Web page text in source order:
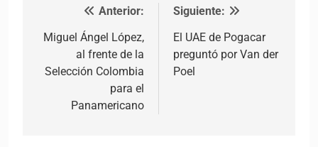
Navegación de entradas
Anterior:
Miguel Ángel López,
al frente de la
Selección Colombia
para el
Panamericano
Siguiente:
El UAE de Pogacar
preguntó por Van der
Poel